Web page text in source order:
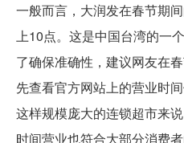
一般而言，大润发在春节期
上10点。这是中国台湾的一
了确保准确性，建议网友在
先查看官方网站上的营业时
这样规模庞大的连锁超市来
时间营业也符合大部分消费者